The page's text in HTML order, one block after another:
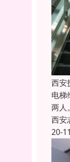
西安
电
两人
西安
20-